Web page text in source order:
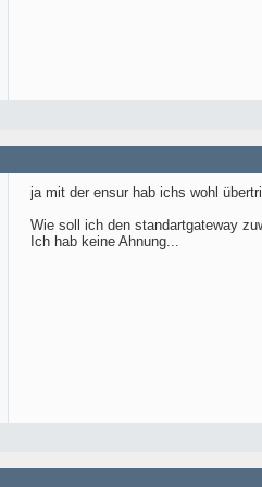
ja mit der ensur hab ichs wohl
Wie soll ich den standartgateway
Ich hab keine Ahnung...